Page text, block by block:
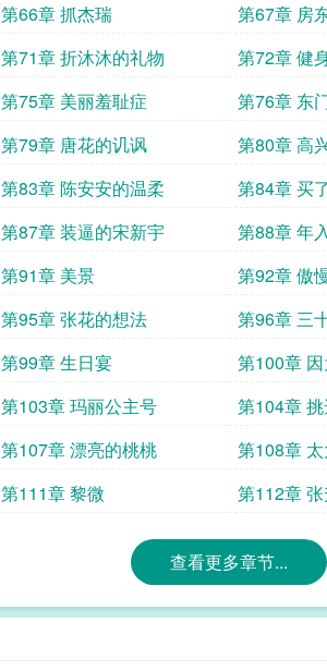
第66章 抓杰瑞 第67章 房
第71章 折沐沐的礼物 第72章 健
第75章 美丽羞耻症 第76章 东
第79章 唐花的讥讽 第80章 高
第83章 陈安安的温柔 第84章 买
第87章 装逼的宋新宇 第88章 年
第91章 美景 第92章 傲
第95章 张花的想法 第96章 三
第99章 生日宴 第100章
第103章 玛丽公主号 第104章
第107章 漂亮的桃桃 第108章
第111章 黎微 第112章
查看更多章节...